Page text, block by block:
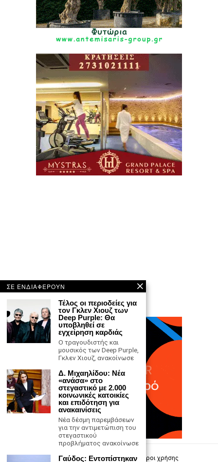
Επικοινωνία Πολιτική Απορρήτου Όροι χρήσης
ΣΕ ΕΝΔΙΑΦΕΡΟΥΝ
Τέλος οι περιοδείες για
τον Γκλεν Χιουζ των
Deep Purple: Θα
υποβληθεί σε
εγχείρηση καρδιάς
Ο τραγουδιστής και
μουσικός των Deep Purple,
Γκλεν Χιουζ, ανακοίνωσε
Δ. Μιχαηλίδου: Νέα
«ανάσα» στο
στεγαστικό με 2.000
κοινωνικές κατοικίες
και επιδότηση για
ανακαινίσεις
Νέα δέσμη παρεμβάσεων
για την αντιμετώπιση του
στεγαστικού
προβλήματος ανακοίνωσε
Γαύδος: Εντοπίστηκαν